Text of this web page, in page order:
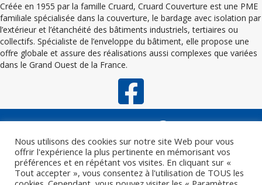
Créée en 1955 par la famille Cruard, Cruard Couverture est une PME
familiale spécialisée dans la couverture, le bardage avec isolation par
l’extérieur et l’étanchéité des bâtiments industriels, tertiaires ou
collectifs. Spécialiste de l’enveloppe du bâtiment, elle propose une
offre globale et assure des réalisations aussi complexes que variées
dans le Grand Ouest de la France.
Nous utilisons des cookies sur notre site Web pour vous
offrir l'expérience la plus pertinente en mémorisant vos
préférences et en répétant vos visites. En cliquant sur «
Tout accepter », vous consentez à l'utilisation de TOUS les